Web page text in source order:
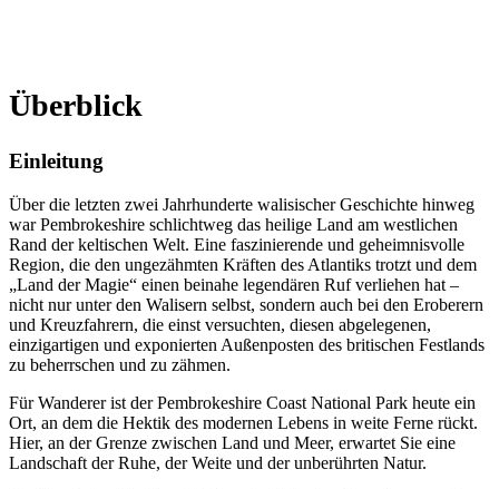
Überblick
Einleitung
Über die letzten zwei Jahrhunderte walisischer Geschichte hinweg
war Pembrokeshire schlichtweg das heilige Land am westlichen
Rand der keltischen Welt. Eine faszinierende und geheimnisvolle
Region, die den ungezähmten Kräften des Atlantiks trotzt und dem
„Land der Magie“ einen beinahe legendären Ruf verliehen hat –
nicht nur unter den Walisern selbst, sondern auch bei den Eroberern
und Kreuzfahrern, die einst versuchten, diesen abgelegenen,
einzigartigen und exponierten Außenposten des britischen Festlands
zu beherrschen und zu zähmen.
Für Wanderer ist der Pembrokeshire Coast National Park heute ein
Ort, an dem die Hektik des modernen Lebens in weite Ferne rückt.
Hier, an der Grenze zwischen Land und Meer, erwartet Sie eine
Landschaft der Ruhe, der Weite und der unberührten Natur.